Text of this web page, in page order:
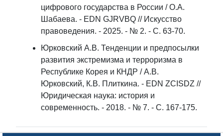
цифрового государства в России / О.А.
Шабаева. - EDN GJRVBQ // Искусство
правоведения. - 2025. - № 2. - С. 63-70.
Юрковский А.В. Тенденции и предпосылки
развития экстремизма и терроризма в
Республике Корея и КНДР / А.В.
Юрковский, К.В. Плиткина. - EDN ZCISDZ //
Юридическая наука: история и
современность. - 2018. - № 7. - С. 167-175.